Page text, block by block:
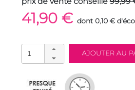
41,90 € dont 0,10 €